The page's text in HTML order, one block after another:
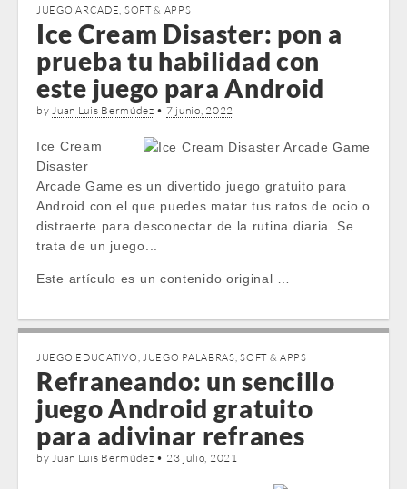
JUEGO ARCADE, SOFT & APPS
Ice Cream Disaster: pon a
prueba tu habilidad con
este juego para Android
byJuan Luis Bermúdez • 7 junio, 2022
Ice Cream
Disaster
Arcade Game es un divertido juego gratuito para
Android con el que puedes matar tus ratos de ocio o
distraerte para desconectar de la rutina diaria. Se
trata de un juego...
Este artículo es un contenido original …
JUEGO EDUCATIVO, JUEGO PALABRAS,SOFT & APPS
Refraneando: un sencillo
juego Android gratuito
para adivinar refranes
byJuan Luis Bermúdez • 23 julio, 2021